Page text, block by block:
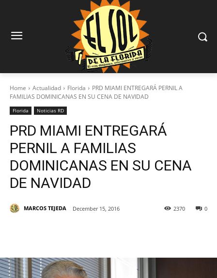
Home Actualidad Florida
PRD MIAMI ENTREGARÁ PERNIL A
FAMILIAS DOMINICANAS EN SU CENA DE NAVIDAD
Florida Noticias RD
PRD MIAMI ENTREGARÁ
PERNIL A FAMILIAS
DOMINICANAS EN SU CENA
DE NAVIDAD
MARCOS TEJEDA December 15, 2016 0
2370